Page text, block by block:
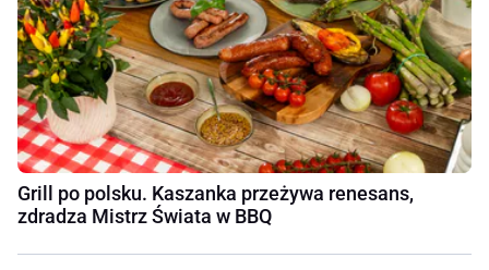
Grill po polsku. Kaszanka przeżywa renesans,
zdradza Mistrz Świata w BBQ